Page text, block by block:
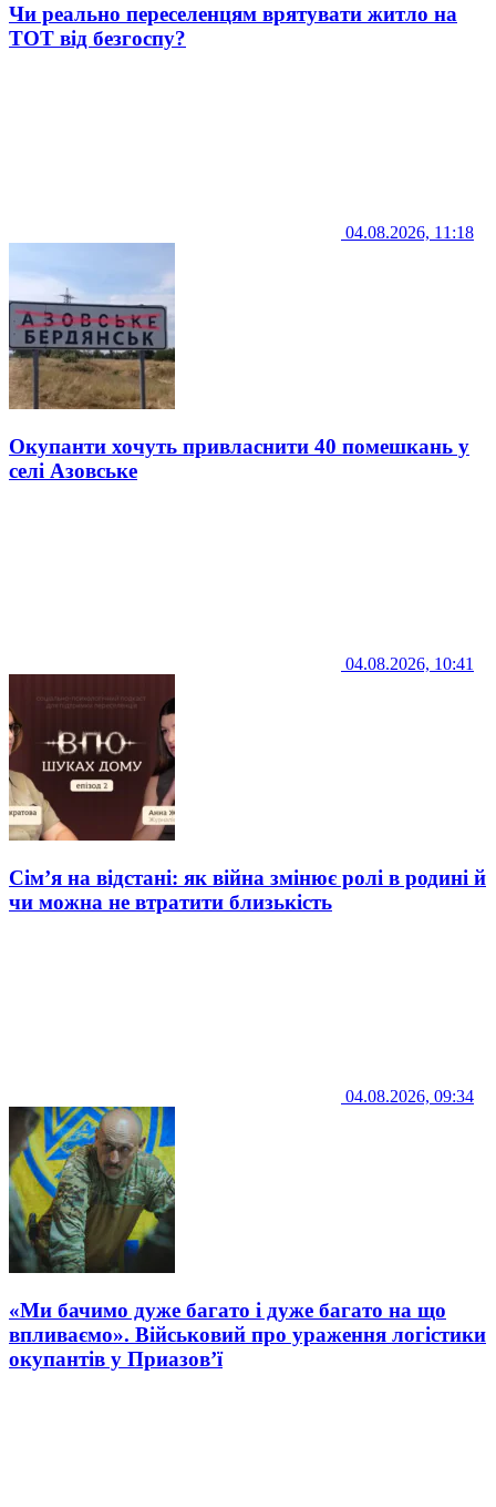
Чи реально переселенцям врятувати житло на
ТОТ від безгоспу?
04.08.2026, 11:18
Окупанти хочуть привласнити 40 помешкань у
селі Азовське
04.08.2026, 10:41
Сім’я на відстані: як війна змінює ролі в родині й
чи можна не втратити близькість
04.08.2026, 09:34
«Ми бачимо дуже багато і дуже багато на що
впливаємо». Військовий про ураження логістики
окупантів у Приазов’ї